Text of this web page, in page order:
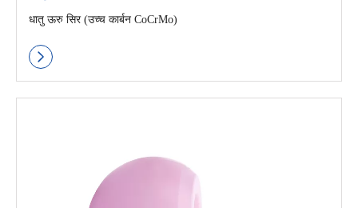
धातु ऊरु सिर (उच्च कार्बन CoCrMo)